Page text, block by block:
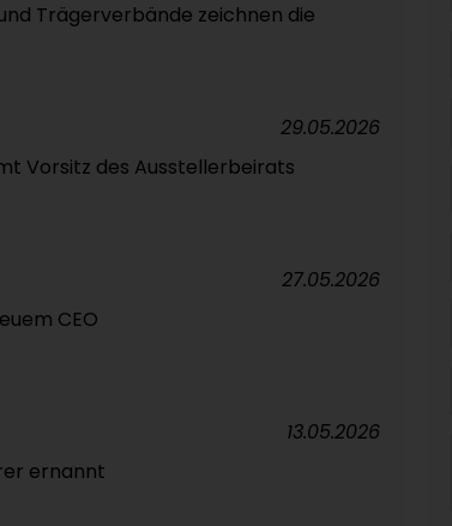
Trägerverbände zeichnen die
Vorsitz des Ausstellerbeirats
29.05.2026
CEO
27.05.2026
ernannt
13.05.2026